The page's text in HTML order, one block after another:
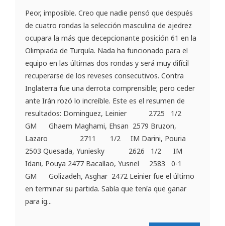
Peor, imposible. Creo que nadie pensó que después
de cuatro rondas la selección masculina de ajedrez
ocupara la más que decepcionante posición 61 en la
Olimpiada de Turquía. Nada ha funcionado para el
equipo en las últimas dos rondas y será muy difícil
recuperarse de los reveses consecutivos. Contra
Inglaterra fue una derrota comprensible; pero ceder
ante Irán rozó lo increíble. Este es el resumen de
resultados: Dominguez, Leinier 2725 1/2
GM Ghaem Maghami, Ehsan 2579 Bruzon,
Lazaro 2711 1/2 IM Darini, Pouria
2503 Quesada, Yuniesky 2626 1/2 IM
Idani, Pouya 2477 Bacallao, Yusnel 2583 0-1
GM Golizadeh, Asghar 2472 Leinier fue el último
en terminar su partida. Sabía que tenía que ganar
para ig...